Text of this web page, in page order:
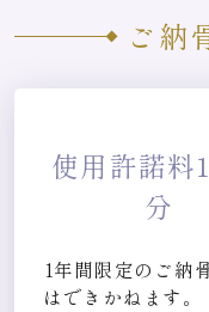
ご納
使用許諾料
分
1年間限定のご納
はできかねます。